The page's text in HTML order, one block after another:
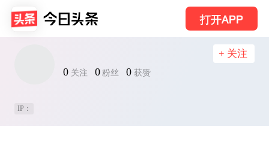
打开APP
0 关注 0 粉丝 0 获赞
+ 关注
IP：